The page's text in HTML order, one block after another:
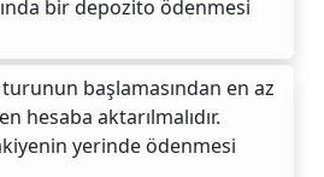
bir depozito ödenmesi
başlamasından en az
hesaba aktarılmalıdır.
yerinde ödenmesi